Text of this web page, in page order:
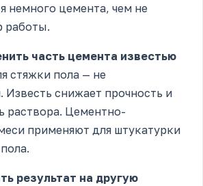
немного цемента, чем не
работы.
часть цемента известью
стяжки пола — не
Известь снижает прочность и
раствора. Цементно-
применяют для штукатурки
результат на другую